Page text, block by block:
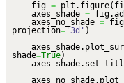
fig = plt. figure(
axes_shade = fig.
axes_no_shade =
projection= '3d' )
axes_shade.
shade=True)
axes_shade.
axes_no_shade.